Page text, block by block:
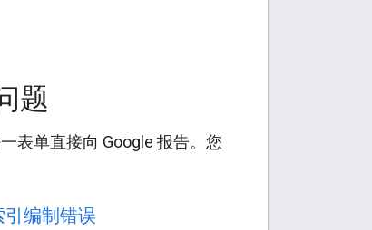
题
表单直接向 Google 报告。您
引编制错误